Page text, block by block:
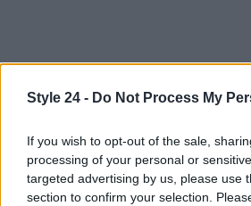
Style 24 - Do Not Process My
If you wish to opt-out of the sale,
processing of your personal or
targeted advertising by us, please use
section to confirm your selection.
Continua a leggere
FITNESS